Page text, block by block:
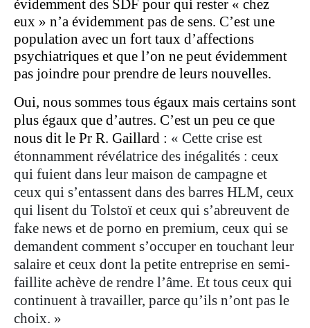
évidemment des SDF pour qui rester « chez
eux » n’a évidemment pas de sens. C’est une
population avec un fort taux d’affections
psychiatriques et que l’on ne peut évidemment
pas joindre pour prendre de leurs nouvelles.
Oui, nous sommes tous égaux mais certains sont
plus égaux que d’autres. C’est un peu ce que
nous dit le Pr R. Gaillard : « Cette crise est
étonnamment révélatrice des inégalités : ceux
qui fuient dans leur maison de campagne et
ceux qui s’entassent dans des barres HLM, ceux
qui lisent du Tolstoï et ceux qui s’abreuvent de
fake news et de porno en premium, ceux qui se
demandent comment s’occuper en touchant leur
salaire et ceux dont la petite entreprise en semi-
faillite achève de rendre l’âme. Et tous ceux qui
continuent à travailler, parce qu’ils n’ont pas le
choix. »